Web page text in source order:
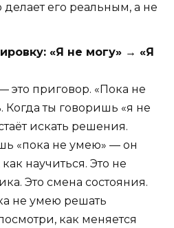
делает его реальным, а не
«Я не могу» → «Я
это приговор. «Пока не
Когда ты говоришь «я не
искать решения.
«пока не умею» — он
научиться. Это не
Это смена состояния.
не умею решать
как меняется